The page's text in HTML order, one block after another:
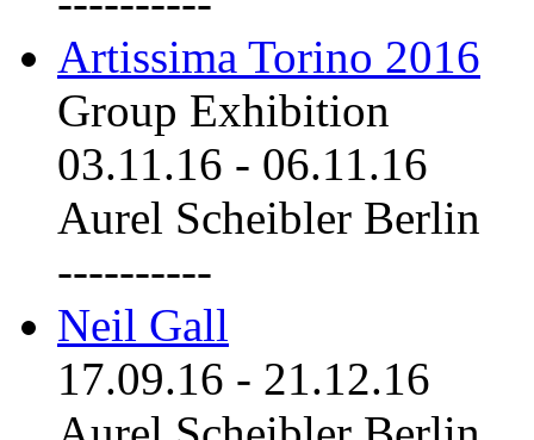
Artissima Torino 2016
Group Exhibition
03.11.16 - 06.11.16
Aurel Scheibler Berlin
----------
Neil Gall
17.09.16 - 21.12.16